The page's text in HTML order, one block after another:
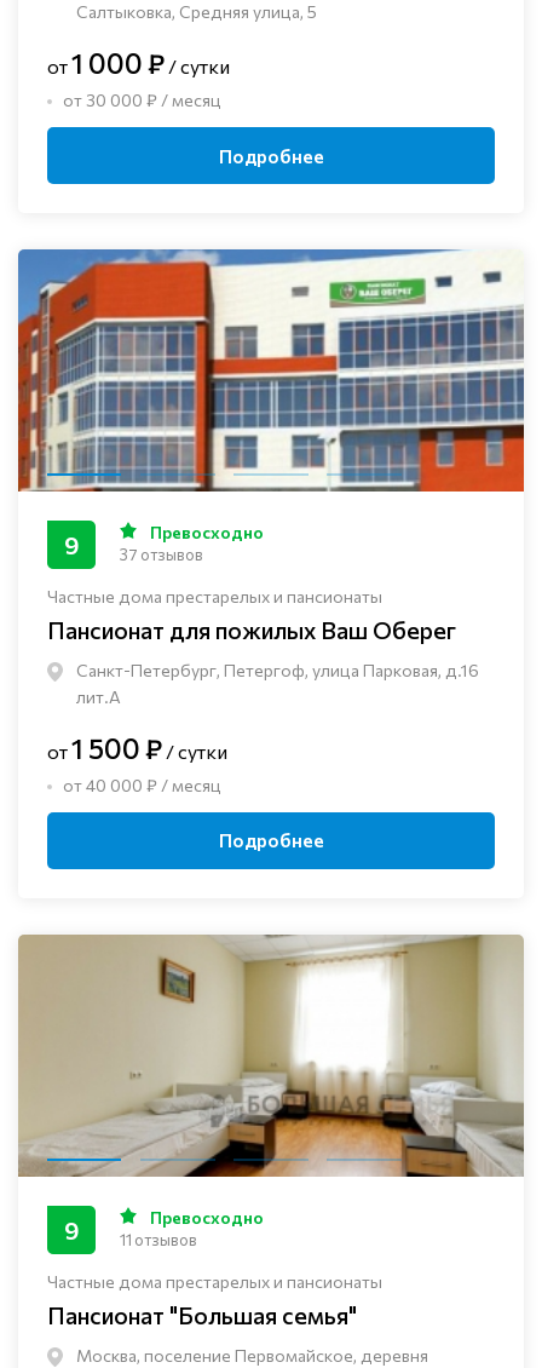
Салтыковка, Средняя улица, 5
от1 000 ₽ / сутки
от 30 000 ₽ / месяц
Подробнее
Частные дома престарелых и пансионаты
Пансионат для пожилых Ваш Оберег
Санкт-Петербург, Петергоф, улица Парковая, д.16
лит.А
9 Превосходно
37 отзывов
от1 500 ₽ / сутки
от 40 000 ₽ / месяц
Подробнее
Частные дома престарелых и пансионаты
Пансионат "Большая семья"
Москва, поселение Первомайское, деревня
9 Превосходно
11 отзывов